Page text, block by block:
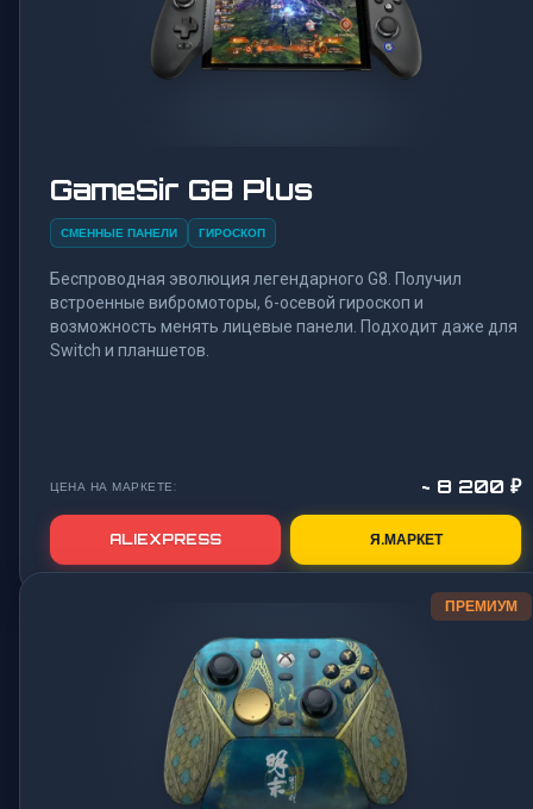
GameSir G8 Plus
СМЕННЫЕ ПАНЕЛИ ГИРОСКОП
Беспроводная эволюция легендарного G8. Получил
встроенные вибромоторы, 6-осевой гироскоп и
возможность менять лицевые панели. Подходит даже для
Switch и планшетов.
ЦЕНА НА МАРКЕТЕ: ~ 8 200 ₽
ALIEXPRESS Я.МАРКЕТ
ПРЕМИУМ